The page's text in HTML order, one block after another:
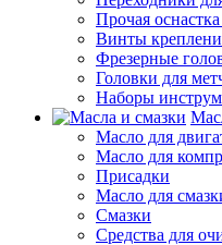
Прочая
Винты
Фрезерные
Головки для
Наборы
Масло для
Масло для
Присадки
Масло для
Смазки
Средства для